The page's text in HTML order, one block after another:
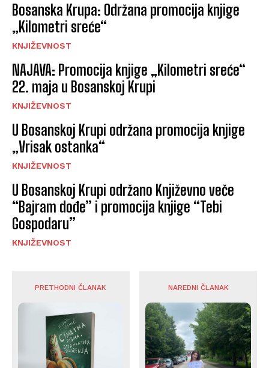
Bosanska Krupa: Održana promocija knjige
„Kilometri sreće“
KNJIŽEVNOST
NAJAVA: Promocija knjige „Kilometri sreće“
22. maja u Bosanskoj Krupi
KNJIŽEVNOST
U Bosanskoj Krupi održana promocija knjige
„Vrisak ostanka“
KNJIŽEVNOST
U Bosanskoj Krupi održano Književno veče
“Bajram dođe” i promocija knjige “Tebi
Gospodaru”
KNJIŽEVNOST
PRETHODNI ČLANAK NAREDNI ČLANAK